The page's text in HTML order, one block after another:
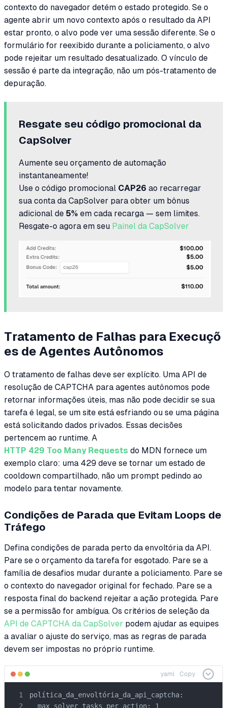
contexto do navegador detém o estado protegido. Se o
agente abrir um novo contexto após o resultado da API
estar pronto, o alvo pode ver uma sessão diferente. Se o
formulário for reexibido durante a policiamento, o alvo
pode rejeitar um resultado desatualizado. O vínculo de
sessão é parte da integração, não um pós-tratamento de
depuração.
Resgate seu código promocional da
CapSolver
Aumente seu orçamento de automação
instantaneamente!
Use o código promocional CAP26 ao recarregar
sua conta da CapSolver para obter um bônus
adicional de 5% em cada recarga — sem limites.
Resgate-o agora em seu Painel da CapSolver
Tratamento de Falhas para Execuçõ
es de Agentes Autônomos
O tratamento de falhas deve ser explícito. Uma API de
resolução de CAPTCHA para agentes autônomos pode
retornar informações úteis, mas não pode decidir se sua
tarefa é legal, se um site está esfriando ou se uma página
está solicitando dados privados. Essas decisões
pertencem ao runtime. A
HTTP 429 Too Many Requests do MDN fornece um
exemplo claro: uma 429 deve se tornar um estado de
cooldown compartilhado, não um prompt pedindo ao
modelo para tentar novamente.
Condições de Parada que Evitam Loops de
Tráfego
Defina condições de parada perto da envoltória da API.
Pare se o orçamento da tarefa for esgotado. Pare se a
família de desafios mudar durante a policiamento. Pare se
o contexto do navegador original for fechado. Pare se a
resposta final do backend rejeitar a ação protegida. Pare
se a permissão for ambígua. Os critérios de seleção da
API de CAPTCHA da CapSolver podem ajudar as equipes
a avaliar o ajuste do serviço, mas as regras de parada
devem ser impostas no próprio runtime.
yaml Copy
política_da_envoltória_da_api_captcha:
  max_solver_tasks_per_action: 1